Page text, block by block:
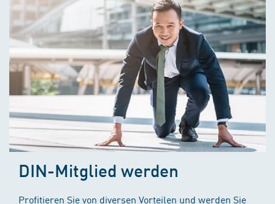
DIN-Mitglied werden
Profitieren Sie von diversen Vorteilen und werden Sie